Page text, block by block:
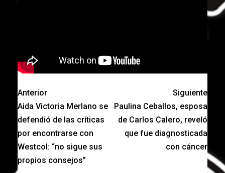
Anterior
Aida Victoria Merlano se
defendió de las críticas
por encontrarse con
Westcol: “no sigue sus
propios consejos”
Siguiente
Paulina Ceballos, esposa
de Carlos Calero, reveló
que fue diagnosticada
con cáncer